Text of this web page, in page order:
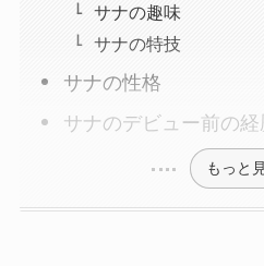
サナの趣味
サナの特技
サナの性格
サナのデビュー前の
もっと